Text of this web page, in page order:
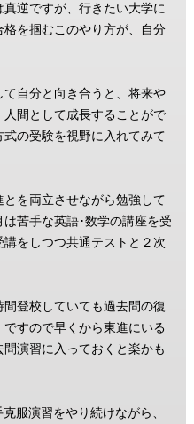
逆ですが、行きたい大学に
を掴むこのやり方が、自分
自分と向き合うと、将来や
間として成長することがで
の受験を視野に入れてみて
を両立させながら勉強して
苦手な英語･数学の講座を受
をしつつ共通テストと２次
登校していても過去問の復
すので早くから東進にいる
演習に入っておくと楽かも
服演習をやり続けながら、